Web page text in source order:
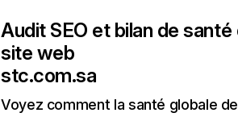
Audit SEO et bilan de santé
site web
stc.com.sa
Voyez comment la santé globale